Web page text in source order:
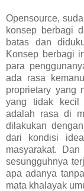
Opensource,
konsep berbagi
batas dan
Konsep berbagi
para
ada rasa
proprietary yang
yang tidak kecil
adalah rasa di
dilakukan
dari kondisi
masyarakat.
sesungguhnya
apa adanya
mata khalayak